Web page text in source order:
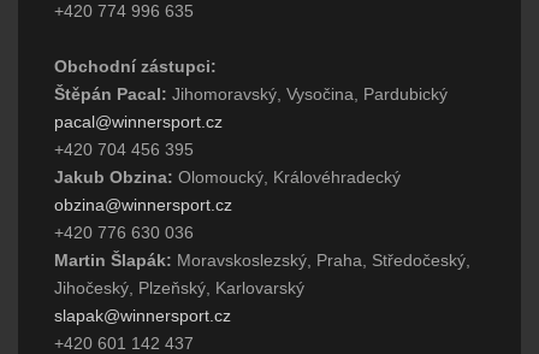
+420 774 996 635
Obchodní zástupci:
Štěpán Pacal: Jihomoravský, Vysočina, Pardubický
pacal@winnersport.cz
+420 704 456 395
Jakub Obzina: Olomoucký, Královéhradecký
obzina@winnersport.cz
+420 776 630 036
Martin Šlapák: Moravskoslezský, Praha, Středočeský,
Jihočeský, Plzeňský, Karlovarský
slapak@winnersport.cz
+420 601 142 437